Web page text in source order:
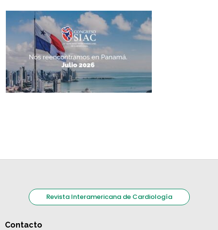
Revista Interamericana de Cardiología
Contacto